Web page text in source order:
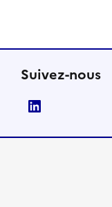
Suivez-nous